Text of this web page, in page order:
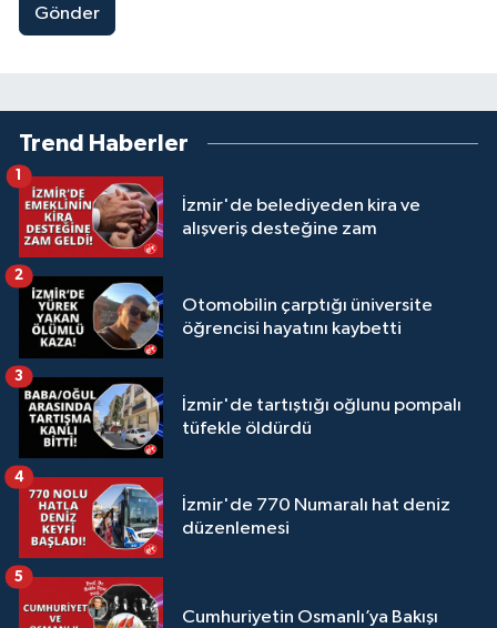
Gönder
Trend Haberler
İzmir'de belediyeden kira ve
alışveriş desteğine zam
Otomobilin çarptığı üniversite
öğrencisi hayatını kaybetti
2
İzmir'de tartıştığı oğlunu pompalı
tüfekle öldürdü
3
İzmir'de 770 Numaralı hat deniz
düzenlemesi
4
Cumhuriyetin Osmanlı’ya Bakışı
5